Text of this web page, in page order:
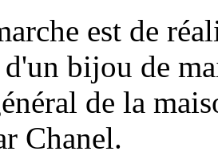
est de
bijou de
de la
Chanel.